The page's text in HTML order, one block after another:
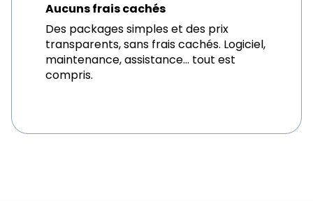
Aucuns frais cachés
Des packages simples et des prix
transparents, sans frais cachés. Logiciel,
maintenance, assistance… tout est
compris.